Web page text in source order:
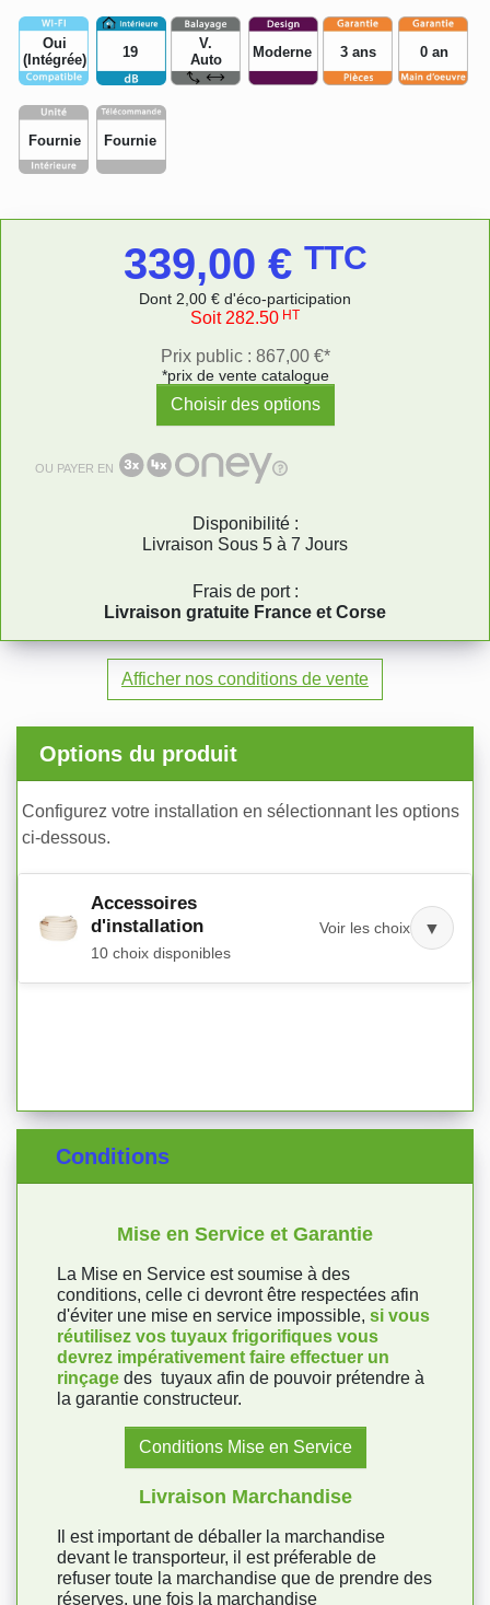
3 ans 0 an
Fournie Fournie
Oui
(Intégrée)
19 Moderne
V.
Auto
339,00 € TTC
Dont 2,00 € d'éco-participation
Soit 282.50 HT
Prix public : 867,00 €*
*prix de vente catalogue
Choisir des options
OU PAYER EN
Disponibilité :
Livraison Sous 5 à 7 Jours
Frais de port :
Livraison gratuite France et Corse
Afficher nos conditions de vente
Options du produit
Configurez votre installation en sélectionnant les options
ci-dessous.
Accessoires
d'installation
10 choix disponibles
Voir les choix ▼
Conditions
Mise en Service et Garantie
La Mise en Service est soumise à des
conditions, celle ci devront être respectées afin
d'éviter une mise en service impossible, si vous
réutilisez vos tuyaux frigorifiques vous
devrez impérativement faire effectuer un
rinçage des tuyaux afin de pouvoir prétendre à
la garantie constructeur.
Conditions Mise en Service
Livraison Marchandise
Il est important de déballer la marchandise
devant le transporteur, il est préferable de
refuser toute la marchandise que de prendre des
réserves, une fois la marchandise